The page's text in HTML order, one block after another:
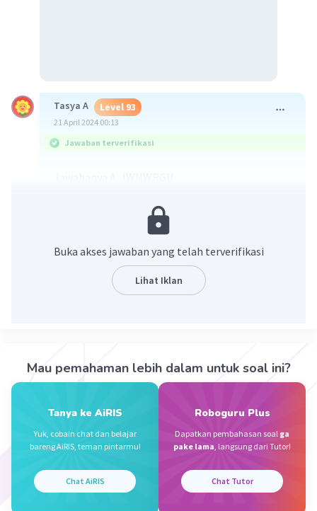
Tasya A Level 93
21 April 2024 00:13
Jawaban terverifikasi
Buka akses jawaban yang telah terverifikasi
Lihat Iklan
Mau pemahaman lebih dalam untuk soal ini?
Tanya ke AiRIS
Yuk, cobain chat dan belajar
bareng AiRIS, teman pintarmu!
Chat AiRIS
Roboguru Plus
Dapatkan pembahasan soal ga
pake lama, langsung dari Tutor!
Chat Tutor